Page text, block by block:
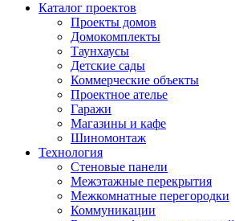
Каталог проектов
Проекты домов
Домокомплекты
Таунхаусы
Детские сады
Коммерческие объекты
Проектное ателье
Гаражи
Магазины и кафе
Шиномонтаж
Технология
Стеновые панели
Межэтажные перекрытия
Межкомнатные перегородки
Коммуникации